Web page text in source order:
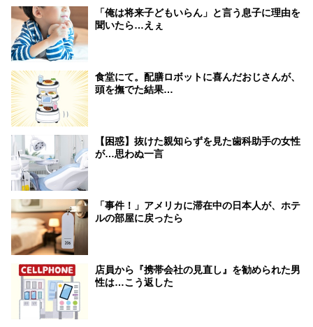
「俺は将来子どもいらん」と言う息子に理由を
聞いたら…えぇ
食堂にて。配膳ロボットに喜んだおじさんが、
頭を撫でた結果…
【困惑】抜けた親知らずを見た歯科助手の女性
が…思わぬ一言
「事件！」アメリカに滞在中の日本人が、ホテ
ルの部屋に戻ったら
店員から『携帯会社の見直し』を勧められた男
性は…こう返した